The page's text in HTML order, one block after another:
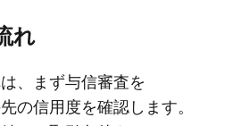
れ
、​まず与信審査を​
の​信用度を​確認します。​